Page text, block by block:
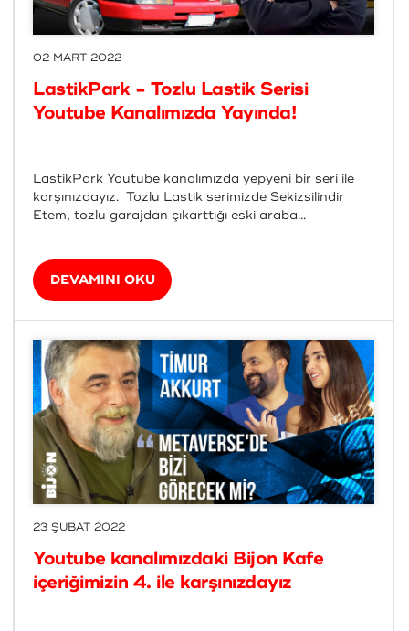
02 MART 2022
LastikPark - Tozlu Lastik Serisi
Youtube Kanalımızda Yayında!
LastikPark Youtube kanalımızda yepyeni bir seri ile
karşınızdayız. Tozlu Lastik serimizde Sekizsilindir
Etem, tozlu garajdan çıkarttığı eski araba...
DEVAMINI OKU
23 ŞUBAT 2022
Youtube kanalımızdaki Bijon Kafe
içeriğimizin 4. ile karşınızdayız